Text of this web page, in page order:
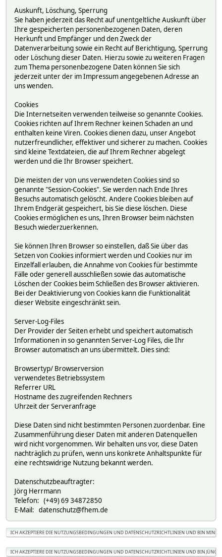
Auskunft, Löschung, Sperrung
Sie haben jederzeit das Recht auf unentgeltliche Auskunft über
Ihre gespeicherten personenbezogenen Daten, deren
Herkunft und Empfänger und den Zweck der
Datenverarbeitung sowie ein Recht auf Berichtigung, Sperrung
oder Löschung dieser Daten. Hierzu sowie zu weiteren Fragen
zum Thema personenbezogene Daten können Sie sich
jederzeit unter der im Impressum angegebenen Adresse an
uns wenden.
Cookies
Die Internetseiten verwenden teilweise so genannte Cookies.
Cookies richten auf Ihrem Rechner keinen Schaden an und
enthalten keine Viren. Cookies dienen dazu, unser Angebot
nutzerfreundlicher, effektiver und sicherer zu machen. Cookies
sind kleine Textdateien, die auf Ihrem Rechner abgelegt
werden und die Ihr Browser speichert.
Die meisten der von uns verwendeten Cookies sind so
genannte "Session-Cookies". Sie werden nach Ende Ihres
Besuchs automatisch gelöscht. Andere Cookies bleiben auf
Ihrem Endgerät gespeichert, bis Sie diese löschen. Diese
Cookies ermöglichen es uns, Ihren Browser beim nächsten
Besuch wiederzuerkennen.
Sie können Ihren Browser so einstellen, daß Sie über das
Setzen von Cookies informiert werden und Cookies nur im
Einzelfall erlauben, die Annahme von Cookies für bestimmte
Fälle oder generell ausschließen sowie das automatische
Löschen der Cookies beim Schließen des Browser aktivieren.
Bei der Deaktivierung von Cookies kann die Funktionalität
dieser Website eingeschränkt sein.
Server-Log-Files
Der Provider der Seiten erhebt und speichert automatisch
Informationen in so genannten Server-Log Files, die Ihr
Browser automatisch an uns übermittelt. Dies sind:
Browsertyp/ Browserversion
verwendetes Betriebssystem
Referrer URL
Hostname des zugreifenden Rechners
Uhrzeit der Serveranfrage
Diese Daten sind nicht bestimmten Personen zuordenbar. Eine
Zusammenführung dieser Daten mit anderen Datenquellen
wird nicht vorgenommen. Wir behalten uns vor, diese Daten
nachträglich zu prüfen, wenn uns konkrete Anhaltspunkte für
eine rechtswidrige Nutzung bekannt werden.
Datenschutzbeauftragter:
Jörg Herrmann
Telefon: (+49) 69 34872850
E-Mail: datenschutz@fhem.de